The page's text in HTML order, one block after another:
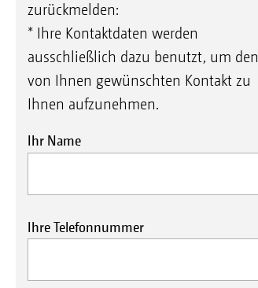
zurückmelden:
* Ihre Kontaktdaten werden
ausschließlich dazu benutzt, um den
von Ihnen gewünschten Kontakt zu
Ihnen aufzunehmen.
Ihr Name
Ihre Telefonnummer